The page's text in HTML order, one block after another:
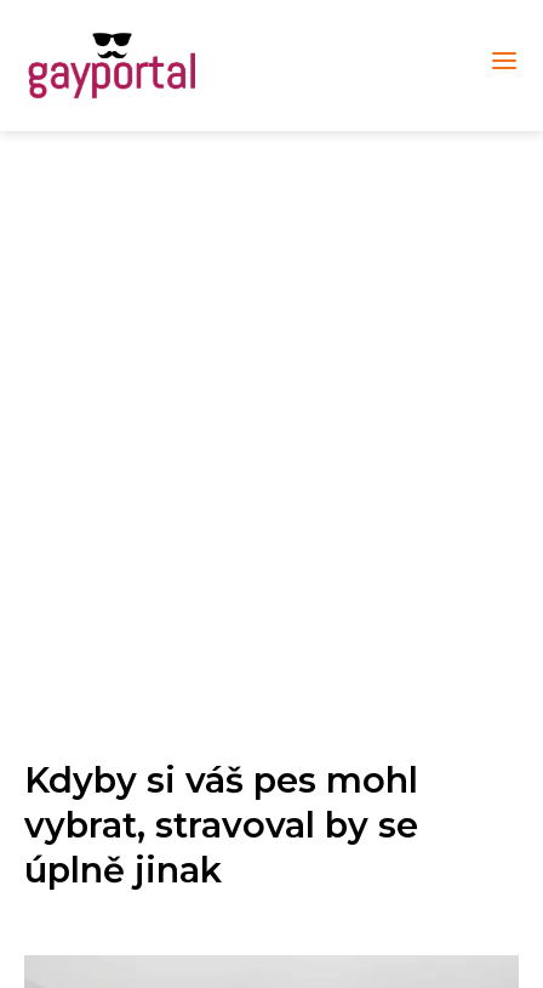
Kdyby si váš pes mohl
vybrat, stravoval by se
úplně jinak